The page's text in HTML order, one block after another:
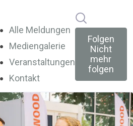
Alle Meldungen
Mediengalerie
Veranstaltungen
Kontakt
Folgen
Nicht
mehr
folgen